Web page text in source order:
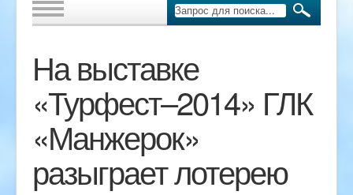
На выставке
«Турфест–2014» ГЛК
«Манжерок»
разыграет лотерею